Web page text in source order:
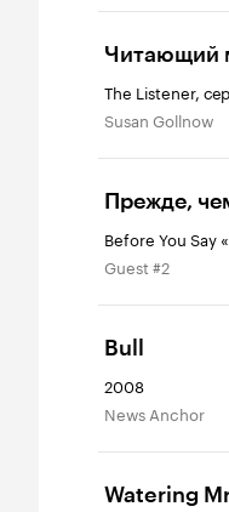
Читающий
The Listener,
Susan Gollnow
Прежде,
Before You Say
Guest #2
Bull
2008
News Anchor
Watering